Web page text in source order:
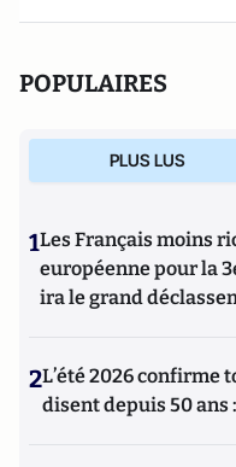
POPULAIRES
PLUS LUS
1Les Français moins
européenne pour la
ira le grand
2L’été 2026 confirme
disent depuis 50 ans